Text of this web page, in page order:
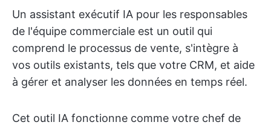
Un assistant exécutif IA pour les responsables
de l'équipe commerciale est un outil qui
comprend le processus de vente, s'intègre à
vos outils existants, tels que votre CRM, et aide
à gérer et analyser les données en temps réel.
Cet outil IA fonctionne comme votre chef de